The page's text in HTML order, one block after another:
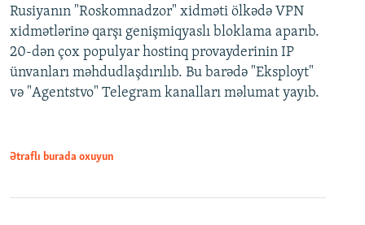
Rusiyanın "Roskomnadzor" xidməti ölkədə VPN
xidmətlərinə qarşı genişmiqyaslı bloklama aparıb.
20-dən çox populyar hostinq provayderinin IP
ünvanları məhdudlaşdırılıb. Bu barədə "Eksployt"
və "Agentstvo" Telegram kanalları məlumat yayıb.
Ətraflı burada oxuyun